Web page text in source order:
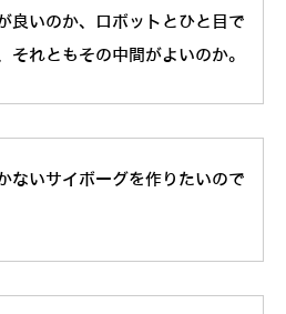
良いのか、ロボットとひと目で
それともその中間がよいのか。
ないサイボーグを作りたいので